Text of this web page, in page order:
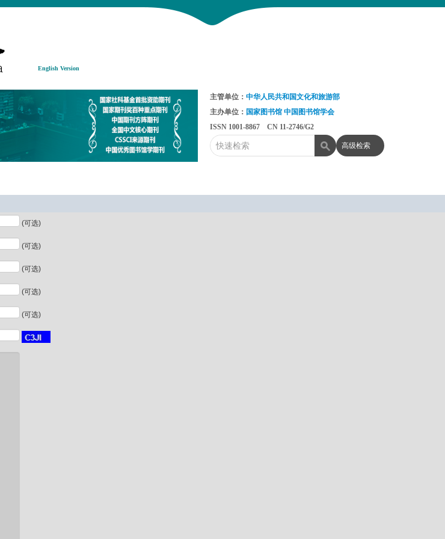
English Version
主管单位： 中华人民共和国文化和旅游部
主办单位： 国家图书馆 中国图书馆学会
ISSN 1001-8867 CN 11-2746/G2
高级检索
(可选)
(可选)
(可选)
(可选)
(可选)